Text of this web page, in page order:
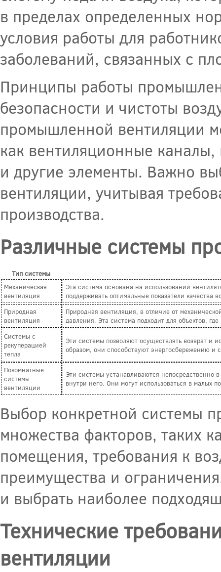
в пределах определенных
условия работы для
заболеваний, связанных с
Принципы работы
безопасности и чистоты
промышленной вентиляции
как вентиляционные
и другие элементы. Важно
вентиляции, учитывая
производства.
Различные системы
Тип системы
Механическая
вентиляция
Эта система основана на использовании
поддерживать оптимальные показатели качества
Природная
вентиляция
Природная вентиляция, в отличие от
давления. Эта система подходит для объектов,
Системы с
рекуперацией
тепла
Эти системы позволяют осуществлять возврат и
образом, они способствуют энергосбережению и
Покомнатные
системы
вентиляции
Эти системы устанавливаются непосредственно
внутри него. Они могут использоваться в малых
Выбор конкретной системы
множества факторов, таких
помещения, требования к
преимущества и
и выбрать наиболее
Технические
вентиляции